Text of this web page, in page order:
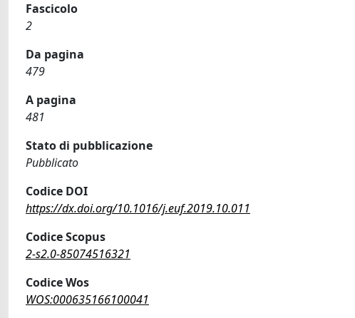
Fascicolo
2
Da pagina
479
A pagina
481
Stato di pubblicazione
Pubblicato
Codice DOI
https://dx.doi.org/10.1016/j.euf.2019.10.011
Codice Scopus
2-s2.0-85074516321
Codice Wos
WOS:000635166100041